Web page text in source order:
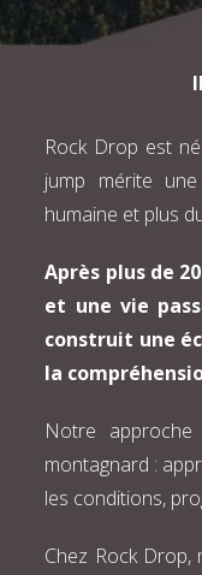
Rock Drop est
jump mérite
humaine et plus
Après plus de
et une vie
construit une
la
Notre approche
montagnard :
les conditions,
Chez Rock